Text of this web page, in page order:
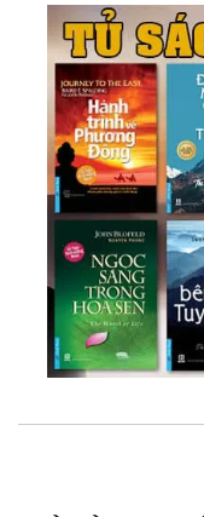
Mảnh Linh Hồn
38.The Law Of
Hóa Của Linh
39.The Law Of
Các Bài Học
Gặp
40.Luật Của
Cuộc Đời - Lựa
41.Luật Của Một
Thức - Sự Hợp